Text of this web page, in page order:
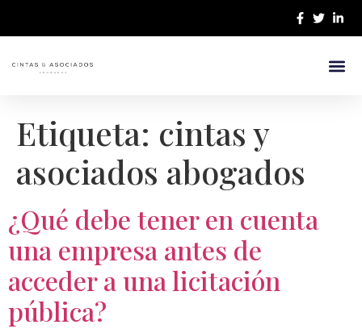
Etiqueta: cintas y
asociados abogados
¿Qué debe tener en cuenta
una empresa antes de
acceder a una licitación
pública?